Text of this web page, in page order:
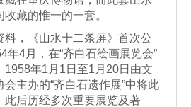
藏的惟一的一套。
，《山水十二条屏》首次公
年4月，在“齐白石绘画展览会”
1958年1月1日至1月20日由文
主办的“齐白石遗作展”中将此
此后历经多次重要展览及著